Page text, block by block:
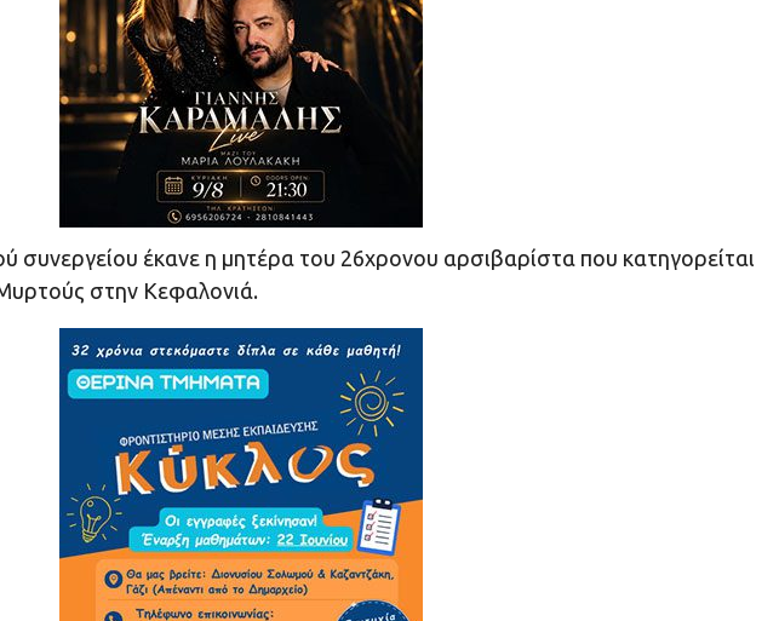
συνεργείου έκανε η μητέρα του 26χρονου αρσιβαρίστα που κατηγορείται
στην Κεφαλονιά.